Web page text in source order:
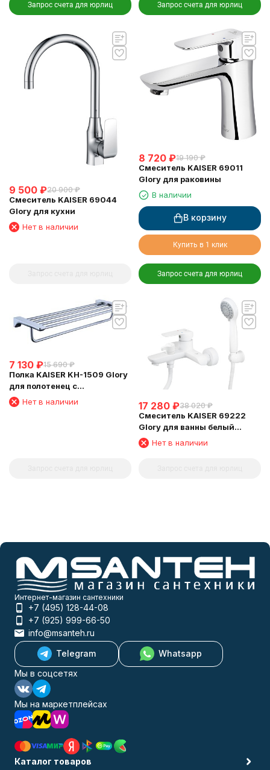
Запрос счета для юрлиц Запрос счета для юрлиц
9 500 ₽20 900 ₽
Смеситель KAISER 69044
Glory для кухни
Нет в наличии
8 720 ₽19 190 ₽
Смеситель KAISER 69011
Glory для раковины
В наличии
В корзину
Купить в 1 клик
Запрос счета для юрлиц
7 130 ₽15 690 ₽
Полка KAISER KH-1509 Glory
для полотенец с
держателем
Нет в наличии 17 280 ₽38 020 ₽
Смеситель KAISER 69222
Glory для ванны белый
глянецНет в наличии
Интернет-магазин сантехники
+7 (495) 128-44-08
+7 (925) 999-66-50
info@msanteh.ru
Telegram
Whatsapp
Мы в соцсетях
Мы на маркетплейсах
Каталог товаров